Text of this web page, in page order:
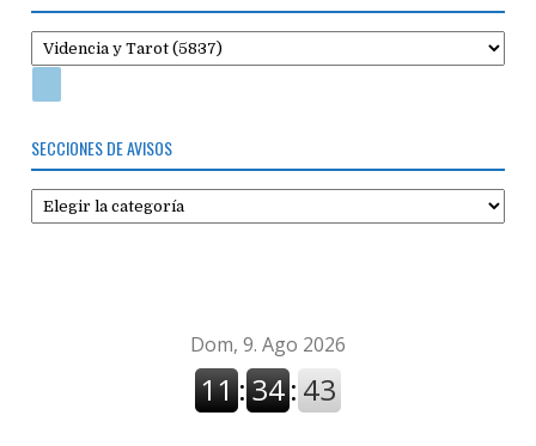
SECCIONES DE AVISOS
Secciones
de